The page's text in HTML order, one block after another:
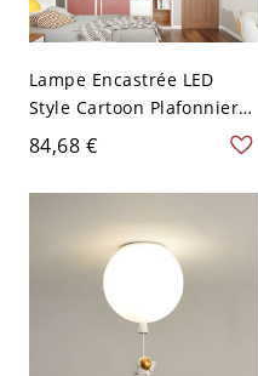
Lampe Encastrée LED
Style Cartoon Plafonnier
Nuage Acrylique pour
Chambre - Rose 110 V-120
V 49,53 cm Blanc
84,68 €